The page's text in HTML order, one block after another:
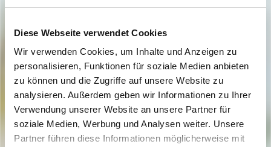
Diese Webseite verwendet Cookies
Wir verwenden Cookies, um Inhalte und Anzeigen zu
personalisieren, Funktionen für soziale Medien anbieten
zu können und die Zugriffe auf unsere Website zu
analysieren. Außerdem geben wir Informationen zu Ihrer
Verwendung unserer Website an unsere Partner für
soziale Medien, Werbung und Analysen weiter. Unsere
Partner führen diese Informationen möglicherweise mit